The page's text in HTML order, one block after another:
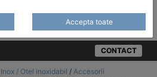
CONTACT
Inox / Otel inoxidabil / Accesorii
Accepta toate